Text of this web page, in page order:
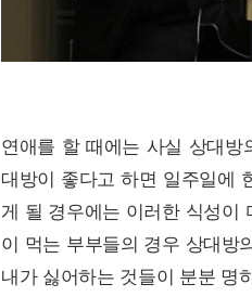
연애를 할 때에는 사실 상대
대방이 좋다고 하면 일주일에
게 될 경우에는 이러한 식성이
이 먹는 부부들의 경우 상대방
내가 싫어하는 것들이 분분 명